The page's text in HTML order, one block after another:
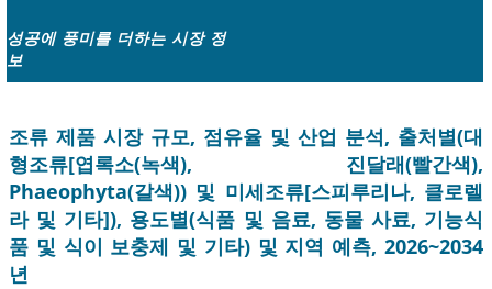
성공에 풍미를 더하는 시장 정
보
조류 제품 시장 규모, 점유율 및 산업 분석, 출처별(대
형조류[엽록소(녹색), 진달래(빨간색),
Phaeophyta(갈색)) 및 미세조류[스피루리나, 클로렐
라 및 기타]), 용도별(식품 및 음료, 동물 사료, 기능식
품 및 식이 보충제 및 기타) 및 지역 예측, 2026~2034
년